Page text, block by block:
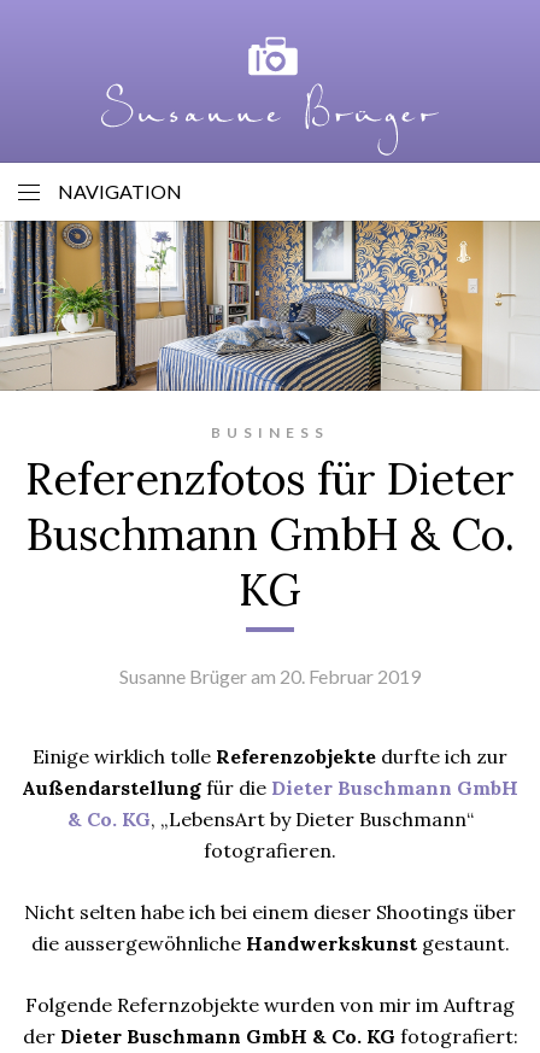
NAVIGATION
BUSINESS
Referenzfotos für Dieter
Buschmann GmbH & Co.
KG
Susanne Brügeram 20. Februar 2019
Einige wirklich tolle Referenzobjekte durfte ich zur
Außendarstellung für die Dieter Buschmann GmbH
& Co. KG, „LebensArt by Dieter Buschmann“
fotografieren.
Nicht selten habe ich bei einem dieser Shootings über
die aussergewöhnliche Handwerkskunstgestaunt.
Folgende Refernzobjekte wurden von mir im Auftrag
der Dieter Buschmann GmbH & Co. KG fotografiert: